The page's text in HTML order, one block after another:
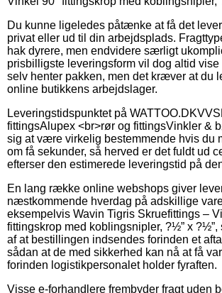
Du kunne ligeledes påtænke at få det
privat eller ud til din arbejdsplads.
hak dyrere, men endvidere særligt
prisbilligste leveringsform vil dog altid
selv henter pakken, men det kræver at du
online butikkens arbejdslager.
Leveringstidspunktet på
fittingsAlupex <br>rør og fittingsVinkler &
sig at være virkelig bestemmende hvis du
om få sekunder, så herved er det fuldt ud
efterser den estimerede leveringstid på
En lang række online webshops giver
næstkommende hverdag på adskillige
eksempelvis Wavin Tigris Skruefittings –
fittingskrop med koblingsnipler, ?½” x
af at bestillingen indsendes forinden et
sådan at de med sikkerhed kan nå at få
forinden logistikpersonalet holder fyraften.
Visse e-forhandlere frembyder fragt uden